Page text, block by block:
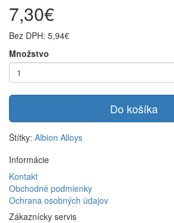
7,30€
Bez DPH: 5,94€
Množstvo
Do košíka
Štítky: Albion Alloys
Informácie
Kontakt
Obchodné podmienky
Ochrana osobných údajov
Zákaznícky servis